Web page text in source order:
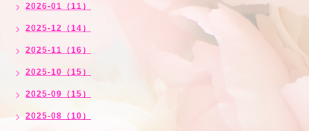
2026-01（11）
2025-12（14）
2025-11（16）
2025-10（15）
2025-09（15）
2025-08（10）